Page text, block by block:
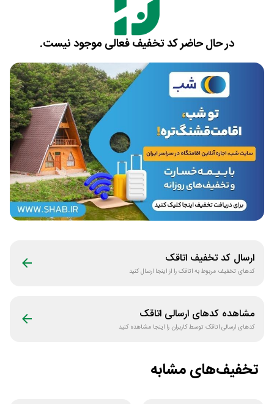
در حال حاضر کد تخفیف فعالی موجود نیست.
ارسال کد تخفیف اتاقک
کدهای تخفیف مربوط بهاتاقکرا از اینجا ارسال کنید
مشاهده کدهای ارسالی اتاقک
کدهای ارسالیاتاقک توسط کاربران را اینجا مشاهده کنید
تخفیف‌های مشابه